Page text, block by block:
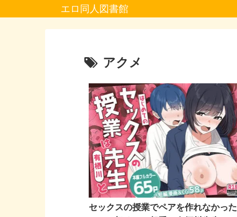
エロ同人図書館
アクメ
セックスの授業でペアを作れなかった